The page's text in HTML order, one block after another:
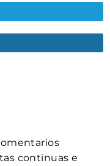
continuas e